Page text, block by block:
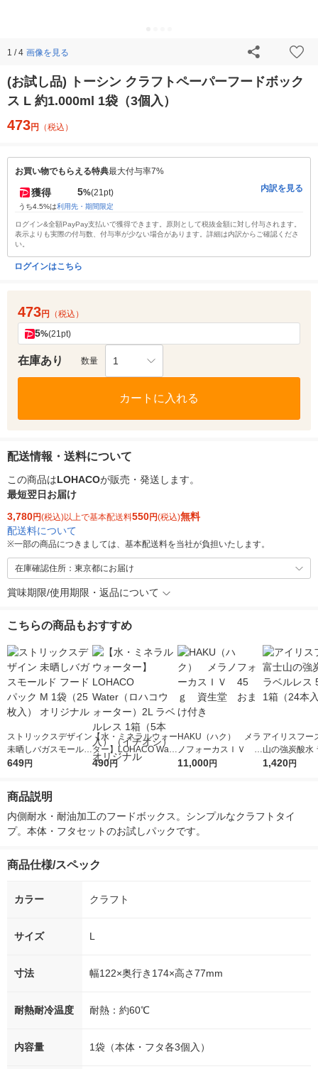
1 / 4 画像を見る
(お試し品) トーシン クラフトペーパーフードボック
ス L 約1.000ml 1袋（3個入）
473円 （税込）
お買い物でもらえる特典最大付与率7%
獲得 5%(21pt)
うち4.5%は利用先・期間限定
内訳を見る
ログイン&全額PayPay支払いで獲得できます。原則として税抜金額に対し付与されます。
表示よりも実際の付与数、付与率が少ない場合があります。詳細は内訳からご確認くださ
い。
ログインはこちら
473円 （税込）
5%(21pt)
在庫あり 数量 1
カートに入れる
配送情報・送料について
この商品はLOHACOが販売・発送します。
最短翌日お届け
3,780円(税込)以上で基本配送料550円(税込)無料
配送料について
※一部の商品につきましては、基本配送料を当社が負担いたします。
在庫確認住所：東京都にお届け
賞味期限/使用期限・返品について
こちらの商品もおすすめ
ストリックスデザイン
未晒しバガスモールド
フードパック M 1袋
649円
【水・ミネラルウォー
ター】LOHACO Wate
r（ロハコウォータ
490円
HAKU（ハク） メラ
ノフォーカスＩＶ 4
5ｇ 資生堂 おまけ
11,000円
アイリスフー
山の強炭酸水
レス 500ml 1
1,420円
商品説明
内側耐水・耐油加工のフードボックス。シンプルなクラフトタイ
プ。本体・フタセットのお試しパックです。
商品仕様/スペック
カラー クラフト
サイズ L
寸法 幅122×奥行き174×高さ77mm
耐熱耐冷温度 耐熱：約60℃
内容量 1袋（本体・フタ各3個入）